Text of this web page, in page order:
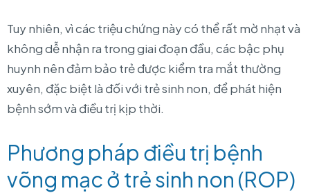
Tuy nhiên, vì các triệu chứng này có thể rất mờ nhạt và
không dễ nhận ra trong giai đoạn đầu, các bậc phụ
huynh nên đảm bảo trẻ được kiểm tra mắt thường
xuyên, đặc biệt là đối với trẻ sinh non, để phát hiện
bệnh sớm và điều trị kịp thời.
Phương pháp điều trị bệnh
võng mạc ở trẻ sinh non (ROP)